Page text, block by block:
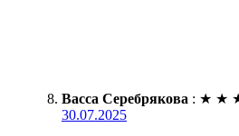
Васса Серебрякова : ★ ★
30.07.2025